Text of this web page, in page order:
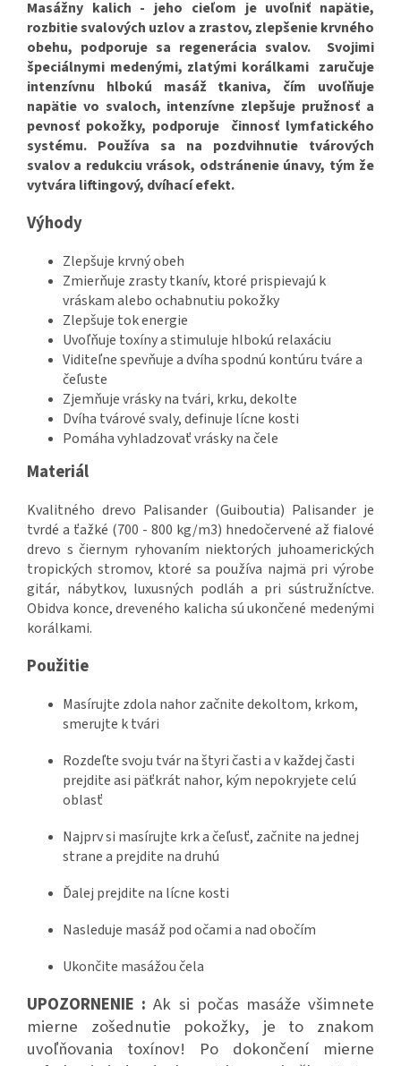
Masážny kalich - jeho cieľom je uvoľniť napätie,
rozbitie svalových uzlov a zrastov, zlepšenie krvného
obehu, podporuje sa regenerácia svalov.
Svojimi
špeciálnymi medenými, zlatými korálkami zaručuje
intenzívnu hlbokú masáž tkaniva, čím uvoľňuje
napätie vo svaloch, intenzívne zlepšuje pružnosť a
pevnosť pokožky, podporuje činnosť lymfatického
systému. Používa sa na pozdvihnutie tvárových
svalov a redukciu vrások, odstránenie únavy, tým že
vytvára liftingový, dvíhací efekt.
Výhody
Zlepšuje krvný obeh
Zmierňuje zrasty tkanív, ktoré prispievajú k
vráskam alebo ochabnutiu pokožky
Zlepšuje tok energie
Uvoľňuje toxíny a stimuluje hlbokú relaxáciu
Viditeľne spevňuje a dvíha spodnú kontúru tváre a
čeľuste
Zjemňuje vrásky na tvári, krku, dekolte
Dvíha tvárové svaly, definuje lícne kosti
Pomáha vyhladzovať vrásky na čele
Materiál
Kvalitného drevo Palisander (Guiboutia) Palisander je
tvrdé a ťažké (700 - 800 kg/m3) hnedočervené až fialové
drevo s čiernym ryhovaním niektorých juhoamerických
tropických stromov, ktoré sa používa najmä pri výrobe
gitár, nábytkov, luxusných podláh a pri sústružníctve.
Obidva konce, dreveného kalicha sú ukončené medenými
korálkami.
Použitie
Masírujte zdola nahor začnite dekoltom, krkom,
smerujte k tvári
Rozdeľte svoju tvár na štyri časti a v každej časti
prejdite asi päťkrát nahor, kým nepokryjete celú
oblasť
Najprv si masírujte krk a čeľusť, začnite na jednej
strane a prejdite na druhú
Ďalej prejdite na lícne kosti
Nasleduje masáž pod očami a nad obočím
Ukončite masážou čela
UPOZORNENIE : Ak si počas masáže všimnete
mierne zošednutie pokožky, je to znakom
uvoľňovania toxínov! Po dokončení mierne